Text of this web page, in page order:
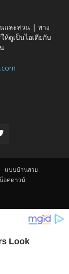
และสวน | ทาง
ห้ดูเป็นไอเดียกับ
แบบบ้านสวย
อคดาวน์